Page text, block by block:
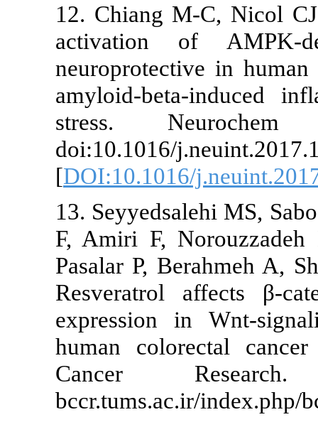
12. Chiang
activation
amyloid-
stress.
doi:10.1016/
[
13.
F, Amiri F,
Pasalar P,
Resveratrol
expression
human
Cancer